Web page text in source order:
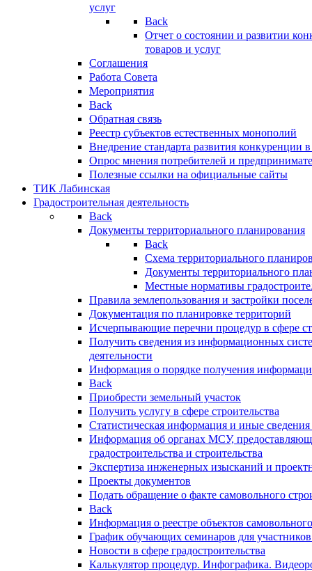
услуг
Back
Отчет о состоянии и развитии
товаров и услуг
Соглашения
Работа Совета
Мероприятия
Back
Обратная связь
Реестр субъектов естественных монополий
Внедрение стандарта развития конкуренции
Опрос мнения потребителей и
Полезные ссылки на официальные сайты
ТИК Лабинская
Градостроительная деятельность
Back
Документы территориального планирования
Back
Схема территориального
Документы территориального
Местные нормативы
Правила землепользования и застройки
Документация по планировке территорий
Исчерпывающие перечни процедур в сфере
Получить сведения из информационных
деятельности
Информация о порядке получения
Back
Приобрести земельный участок
Получить услугу в сфере строительства
Статистическая информация и иные сведения
Информация об органах МСУ,
градостроительства и строительства
Экспертиза инженерных изысканий и
Проекты документов
Подать обращение о факте самовольного
Back
Информация о реестре объектов
График обучающих семинаров для участников
Новости в сфере градостроительства
Калькулятор процедур. Инфографика.